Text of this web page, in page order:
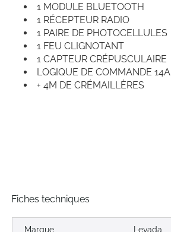
1 MODULE BLUETOOTH
1 RÉCEPTEUR RADIO
1 PAIRE DE PHOTOCELLULES
1 FEU CLIGNOTANT
1 CAPTEUR CRÉPUSCULAIRE
LOGIQUE DE COMMANDE 14A
+ 4M DE CRÉMAILLÈRES
Fiches techniques
Marque Levada